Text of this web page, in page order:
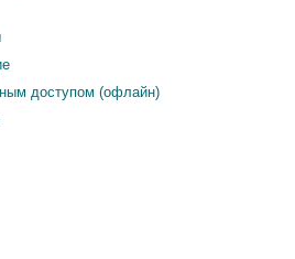
доступом (офлайн)